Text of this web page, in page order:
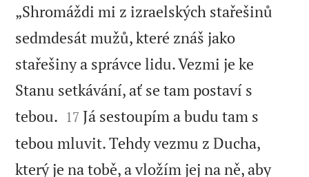
„Shromáždi mi z izraelských stařešinů
sedmdesát mužů, které znáš jako
stařešiny a správce lidu. Vezmi je ke
Stanu setkávání, ať se tam postaví s
tebou. 

17 Já sestoupím a budu tam s
tebou mluvit. Tehdy vezmu z Ducha,
který je na tobě, a vložím jej na ně, aby